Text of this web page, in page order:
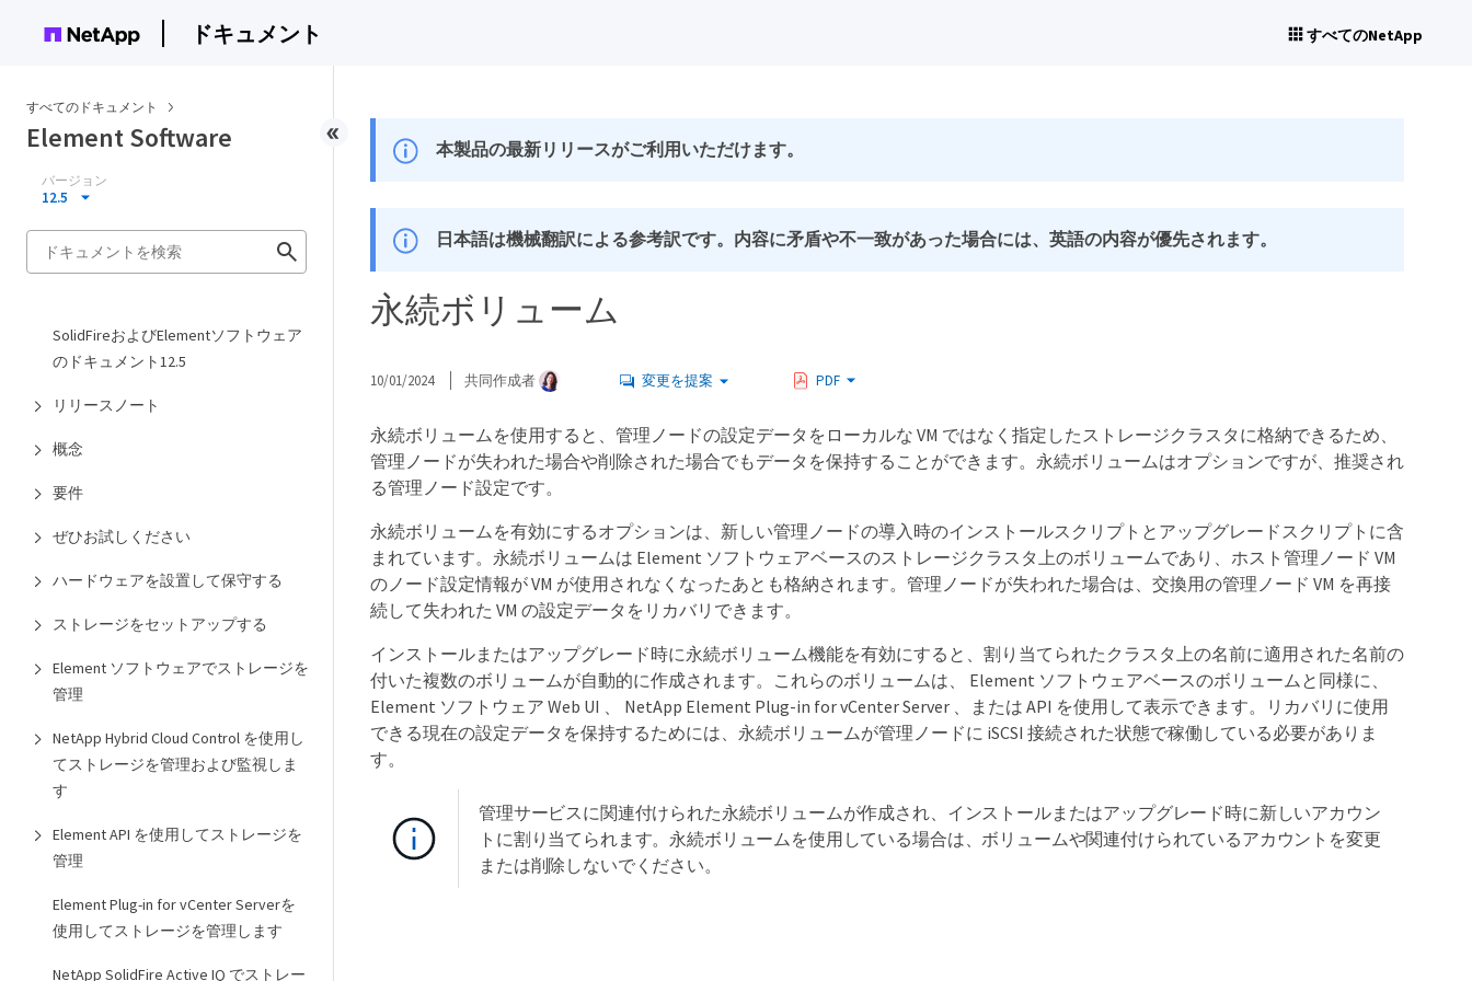
ドキュメント すべてのNetApp
すべてのドキュメント
Element Software
バージョン
12.5
SolidFireおよびElementソフトウェア
のドキュメント12.5
リリースノート
概念
要件
ぜひお試しください
ハードウェアを設置して保守する
ストレージをセットアップする
Element ソフトウェアでストレージを
管理
NetApp Hybrid Cloud Control を使用し
てストレージを管理および監視しま
す
Element API を使用してストレージを
管理
Element Plug-in for vCenter Serverを
使用してストレージを管理します
NetApp SolidFire Active IQ でストレー
本製品の最新リリースがご利用いただけます。
日本語は機械翻訳による参考訳です。内容に矛盾や不一致があった場合には、英語の内容が優先されます。
永続ボリューム
10/01/2024 共同作成者 変更を提案 PDF
永続ボリュームを使用すると、管理ノードの設定データをローカルな VM ではなく指定したストレージクラスタに格納できるため、
管理ノードが失われた場合や削除された場合でもデータを保持することができます。永続ボリュームはオプションですが、推奨され
る管理ノード設定です。
永続ボリュームを有効にするオプションは、新しい管理ノードの導入時のインストールスクリプトとアップグレードスクリプトに含
まれています。永続ボリュームは Element ソフトウェアベースのストレージクラスタ上のボリュームであり、ホスト管理ノード VM
のノード設定情報が VM が使用されなくなったあとも格納されます。管理ノードが失われた場合は、交換用の管理ノード VM を再接
続して失われた VM の設定データをリカバリできます。
インストールまたはアップグレード時に永続ボリューム機能を有効にすると、割り当てられたクラスタ上の名前に適用された名前の
付いた複数のボリュームが自動的に作成されます。これらのボリュームは、 Element ソフトウェアベースのボリュームと同様に、
Element ソフトウェア Web UI 、 NetApp Element Plug-in for vCenter Server 、または API を使用して表示できます。リカバリに使用
できる現在の設定データを保持するためには、永続ボリュームが管理ノードに iSCSI 接続された状態で稼働している必要がありま
す。
管理サービスに関連付けられた永続ボリュームが作成され、インストールまたはアップグレード時に新しいアカウン
トに割り当てられます。永続ボリュームを使用している場合は、ボリュームや関連付けられているアカウントを変更
または削除しないでください。